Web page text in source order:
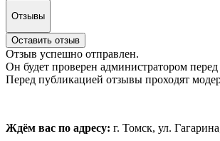
Отзывы
Оставить отзыв
Отзыв успешно отправлен.
Он будет проверен администратором
Перед публикацией отзывы проходят
Ждём вас по адресу: г. Томск, ул.